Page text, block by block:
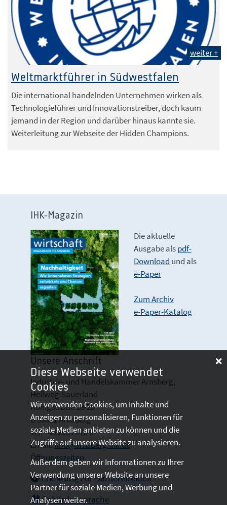
weiter +
Weltmarktführer in Südwestfalen
Die international handelnden Unternehmen wirken als
Technologieführer und Innovationstreiber, doch kaum
jemand in der Region und darüber hinaus kannte sie.
Weiterleitung zur Webseite der Hidden Champions.
IHK-Magazin
Die aktuelle
Ausgabe alspdf-
Download und als
e-Paper
Zum Archiv
e-Paper-Katalog
Unsere Anschrift
Industrie- und Handelskammer Arnsberg,
Hellweg-Sauerland
Königstraße 18-20
D 59821 Arnsberg
Tel: +49 2931 878 0
Email:info@arnsberg.ihk.de
Öffnungszeiten
Erklärung zur Barrierefreiheit
Gebärdensprache
Diese Webseite verwendet
Cookies
Wir verwenden Cookies, um Inhalte und
Anzeigen zu personalisieren, Funktionen für
soziale Medien anbieten zu können und die
Zugriffe auf unsere Website zu analysieren.
Außerdem geben wir Informationen zu Ihrer
Verwendung unserer Website an unsere
Partner für soziale Medien, Werbung und
Analysen weiter.